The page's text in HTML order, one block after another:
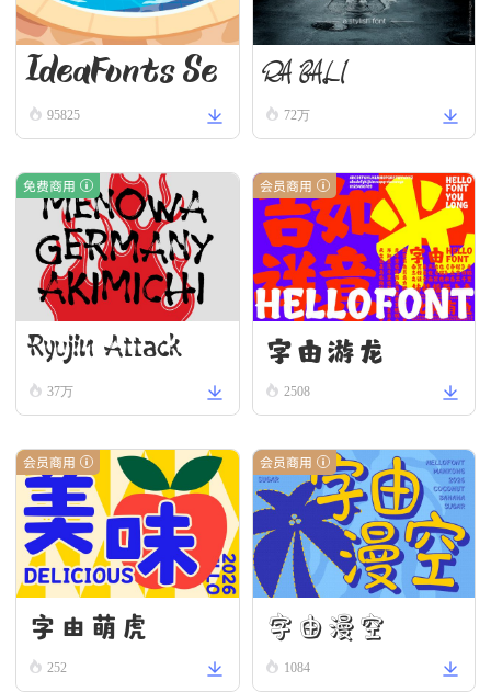
IdeaFonts Se
aweed
95825
RA BALI
72万
免费商用
Ryujin Attack
37万
会员商用
字由游龙
2508
会员商用
字由萌虎
252
会员商用
字由漫空
1084